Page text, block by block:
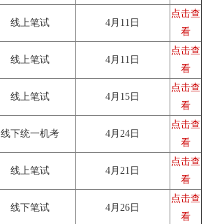
线上笔试 4月11日
点击查
看
线上笔试 4月11日
点击查
看
线上笔试 4月15日
点击查
看
线下统一机考 4月24日
点击查
看
线上笔试 4月21日
点击查
看
线下笔试 4月26日
点击查
看